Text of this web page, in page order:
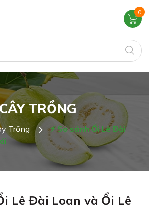
0
CÂY TRỒNG
Trồng
⚡ So sánh Ổi Lê Đài
Lê Đài Loan và Ổi Lê